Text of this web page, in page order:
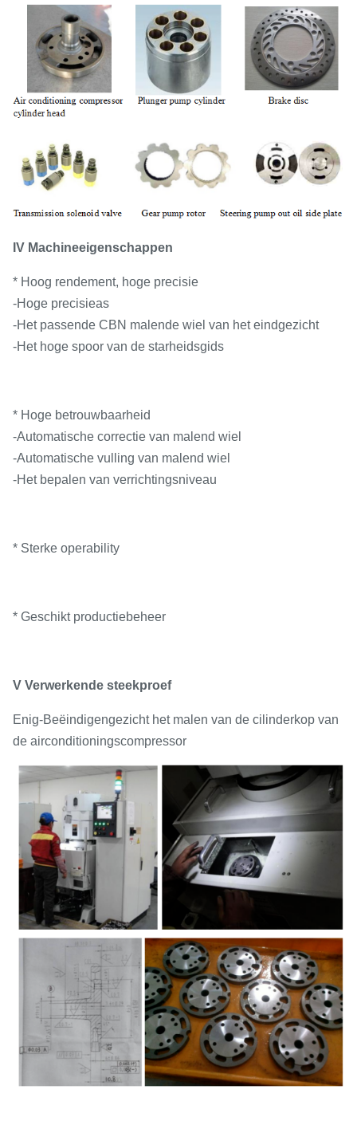
IV Machineeigenschappen
* Hoog rendement, hoge precisie
-Hoge precisieas
-Het passende CBN malende wiel van het eindgezicht
-Het hoge spoor van de starheidsgids
* Hoge betrouwbaarheid
-Automatische correctie van malend wiel
-Automatische vulling van malend wiel
-Het bepalen van verrichtingsniveau
* Sterke operability
* Geschikt productiebeheer
V Verwerkende steekproef
Enig-Beëindigengezicht het malen van de cilinderkop van
de airconditioningscompressor